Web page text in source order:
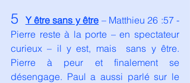
5 Y être sans y être – Matthieu 26 :57 -
Pierre reste à la porte – en spectateur
curieux – il y est, mais  sans y être.
Pierre à peur et finalement se
désengage. Paul a aussi parlé sur le